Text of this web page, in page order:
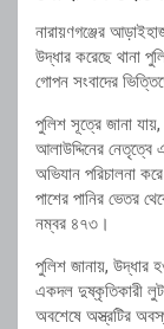
নারায়ণগঞ্জের
উদ্ধার করেছে থানা
গোপন সংবাদের
পুলিশ সূত্রে জানা
আলাউদ্দিনের নেতৃত্বে
অভিযান পরিচালনা
পাশের পানির ভেতর
নম্বর ৪৭৩।
পুলিশ জানায়, উদ্ধার
একদল দুষ্কৃতিকারী লুট
অবশেষে অস্ত্রটির